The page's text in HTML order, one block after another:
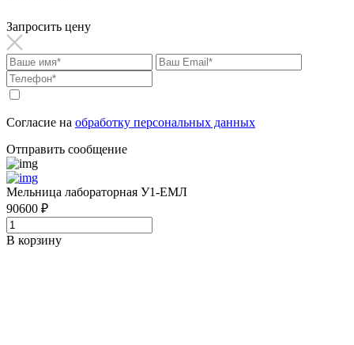
Запросить цену
Согласие на обработку персональных данных
Отправить сообщение
Мельница лабораторная У1-ЕМЛ
90600 ₽
В корзину